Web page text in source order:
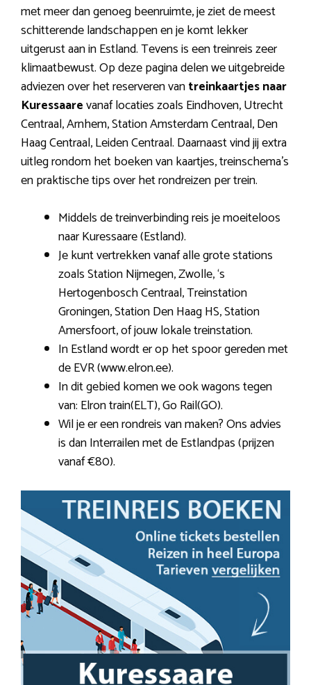
met meer dan genoeg beenruimte, je ziet de meest
schitterende landschappen en je komt lekker
uitgerust aan in Estland. Tevens is een treinreis zeer
klimaatbewust. Op deze pagina delen we uitgebreide
adviezen over het reserveren vantreinkaartjes naar
Kuressaarevanaf locaties zoals Eindhoven, Utrecht
Centraal, Arnhem, Station Amsterdam Centraal, Den
Haag Centraal, Leiden Centraal. Daarnaast vind jij extra
uitleg rondom het boeken van kaartjes, treinschema’s
en praktische tips over het rondreizen per trein.
Middels de treinverbinding reis je moeiteloos
naar Kuressaare (Estland).
Je kunt vertrekken vanaf alle grote stations
zoals Station Nijmegen, Zwolle, ‘s
Hertogenbosch Centraal, Treinstation
Groningen, Station Den Haag HS, Station
Amersfoort, of jouw lokale treinstation.
In Estland wordt er op het spoor gereden met
de EVR (www.elron.ee).
In dit gebied komen we ook wagons tegen
van: Elron train(ELT), Go Rail(GO).
Wil je er een rondreis van maken? Ons advies
is dan Interrailen met de Estlandpas (prijzen
vanaf €80).